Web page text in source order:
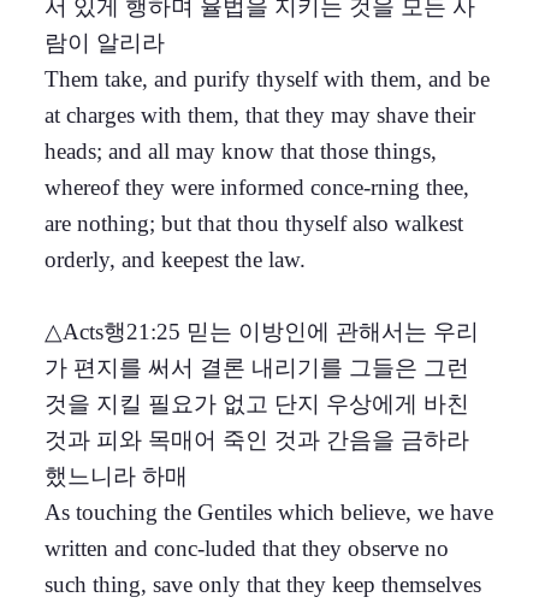
서 있게 행하며 율법을 지키는 것을 모든 사
람이 알리라
Them take, and purify thyself with them, and be
at charges with them, that they may shave their
heads; and all may know that those things,
whereof they were informed conce-rning thee,
are nothing; but that thou thyself also walkest
orderly, and keepest the law.
△Acts행21:25 믿는 이방인에 관해서는 우리
가 편지를 써서 결론 내리기를 그들은 그런
것을 지킬 필요가 없고 단지 우상에게 바친
것과 피와 목매어 죽인 것과 간음을 금하라
했느니라 하매
As touching the Gentiles which believe, we have
written and conc-luded that they observe no
such thing, save only that they keep themselves